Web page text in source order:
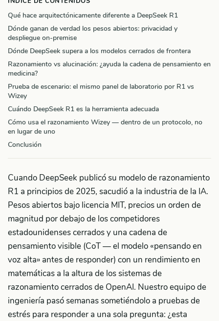
Qué hace arquitectónicamente diferente a DeepSeek R1
Dónde ganan de verdad los pesos abiertos: privacidad y
despliegue on-premise
Dónde DeepSeek supera a los modelos cerrados de frontera
Razonamiento vs alucinación: ¿ayuda la cadena de pensamiento en
medicina?
Prueba de escenario: el mismo panel de laboratorio por R1 vs
Wizey
Cuándo DeepSeek R1 es la herramienta adecuada
Cómo usa el razonamiento Wizey — dentro de un protocolo, no
en lugar de uno
Conclusión
Cuando DeepSeek publicó su modelo de razonamiento
R1 a principios de 2025, sacudió a la industria de la IA.
Pesos abiertos bajo licencia MIT, precios un orden de
magnitud por debajo de los competidores
estadounidenses cerrados y una cadena de
pensamiento visible (CoT — el modelo «pensando en
voz alta» antes de responder) con un rendimiento en
matemáticas a la altura de los sistemas de
razonamiento cerrados de OpenAI. Nuestro equipo de
ingeniería pasó semanas sometiéndolo a pruebas de
estrés para responder a una sola pregunta: ¿esta